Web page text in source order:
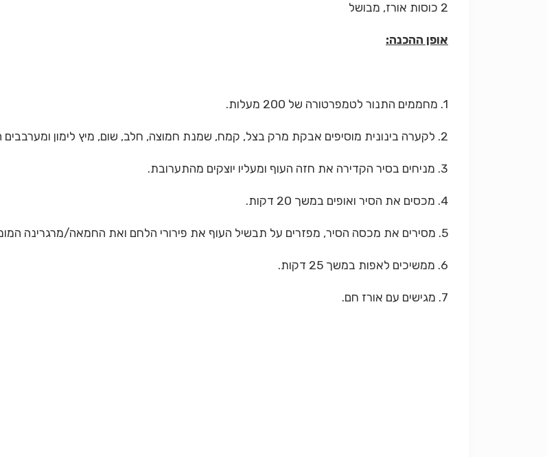
2 כוסות אורז, מבושל
אופן ההכנה:
1. מחממים התנור לטמפרטורה של 200 מעלות.
2. לקערה בינונית מוסיפים אבקת מרק בצל, קמח, שמנת חמוצה, חלב, שום, מיץ לימון ומערבבים היטב.
3. מניחים בסיר הקדירה את חזה העוף ומעליו יוצקים מהתערובת.
4. מכסים את הסיר ואופים במשך 20 דקות.
5. מסירים את מכסה הסיר, מפזרים על תבשיל העוף את פירורי הלחם ואת החמאה/מרגרינה המומסות.
6. ממשיכים לאפות במשך 25 דקות.
7. מגישים עם אורז חם.